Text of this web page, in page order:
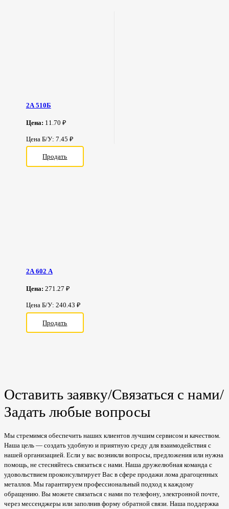
2А 510Б
Цена: 11.70 ₽
Цена Б/У: 7.45 ₽
Продать
2А 602 А
Цена: 271.27 ₽
Цена Б/У: 240.43 ₽
Продать
Оставить заявку/Связаться с нами/
Задать любые вопросы
Мы стремимся обеспечить наших клиентов лучшим сервисом и качеством.
Наша цель — создать удобную и приятную среду для взаимодействия с
нашей организацией. Если у вас возникли вопросы, предложения или нужна
помощь, не стесняйтесь связаться с нами. Наша дружелюбная команда с
удовольствием проконсультирует Вас в сфере продажи лома драгоценных
металлов. Мы гарантируем профессиональный подход к каждому
обращению. Вы можете связаться с нами по телефону, электронной почте,
через мессенджеры или заполнив форму обратной связи. Наша поддержка